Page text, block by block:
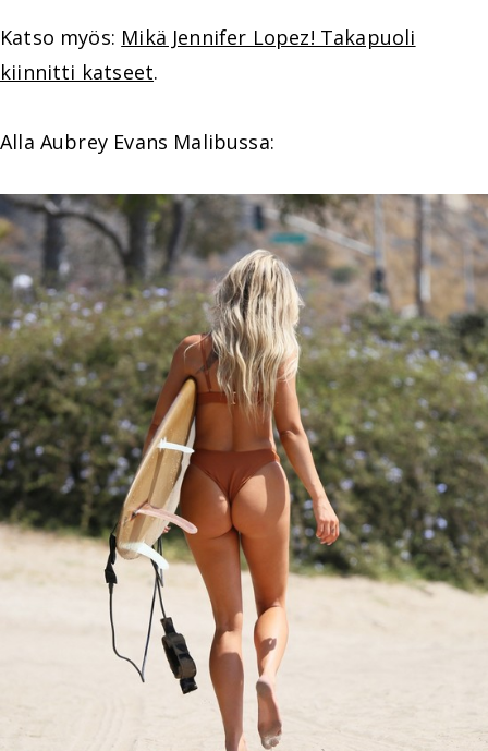
Katso myös: Mikä Jennifer Lopez! Takapuoli
kiinnitti katseet.
Alla Aubrey Evans Malibussa: